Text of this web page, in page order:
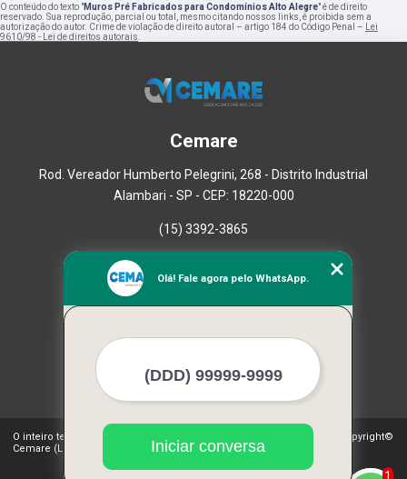
O conteúdo do texto "Muros Pré Fabricados para Condomínios Alto Alegre" é de direito
reservado. Sua reprodução, parcial ou total, mesmo citando nossos links, é proibida sem a
autorização do autor. Crime de violação de direito autoral – artigo 184 do Código Penal –
Lei
9610/98 - Lei de direitos autorais
Cemare
Rod. Vereador Humberto Pelegrini, 268 - Distrito Industrial
Alambari - SP - CEP: 18220-000
(15) 3392-3865
Empresa
Missão
Mapa do site
Mais Serviços
O inteiro teor deste site está sujeito à proteção de direitos autorais. Copyright©
Cemare (Lei 9610 de 19/02/1998)
Olá! Fale agora pelo WhatsApp.
Iniciar conversa